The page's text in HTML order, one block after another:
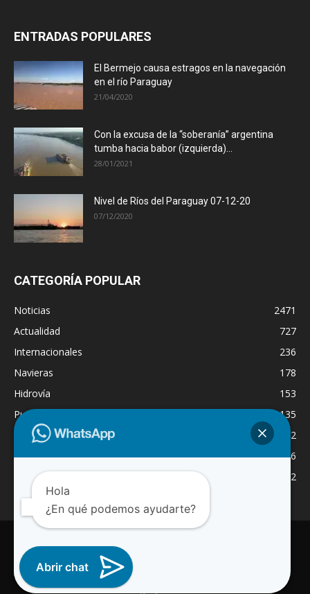
ENTRADAS POPULARES
El Bermejo causa estragos en la navegación
en el río Paraguay
21/04/2020
Con la excusa de la “soberanía” argentina
tumba hacia babor (izquierda)...
28/01/2021
Nivel de Ríos del Paraguay 07-12-20
07/12/2020
CATEGORÍA POPULAR
Noticias
2471
Actualidad
727
Internacionales
236
Navieras
178
Hidrovía
153
Puertos
135
Economía
132
Nacionales
126
Dragado
122
LOGISTICA
INTERNACIONAL
© 2025 Paraguay Fluvial Noticias
Hola
¿En qué podemos ayudarte?
Abrir chat